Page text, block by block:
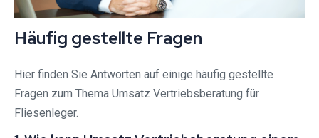
Häufig gestellte Fragen
Hier finden Sie Antworten auf einige häufig gestellte
Fragen zum Thema Umsatz Vertriebsberatung für
Fliesenleger.